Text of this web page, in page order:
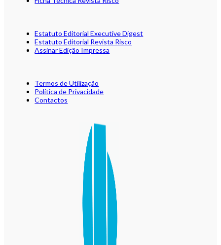
Estatuto Editorial Executive Digest
Estatuto Editorial Revista Risco
Assinar Edição Impressa
Termos de Utilização
Política de Privacidade
Contactos